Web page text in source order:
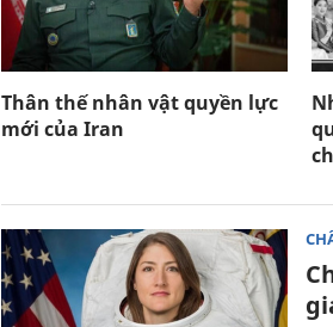
Thân thế nhân vật quyền lực
mới của Iran